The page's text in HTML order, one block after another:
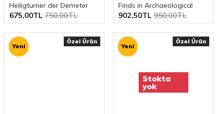
Heiligtümer der Demeter
und Kore in Ionien
675,00TL 750,00TL
Finds in Archaeological
Contexts
902,50TL 950,00TL
Özel Ürün
Yeni
Özel Ürün
Yeni
Stokta
yok